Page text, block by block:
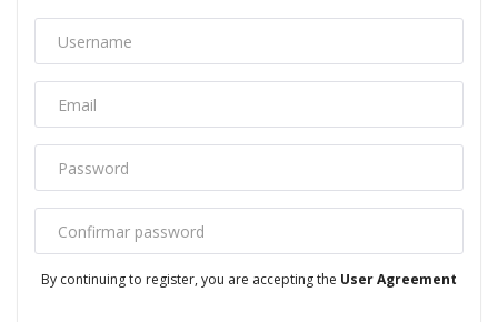
EVENTOS NACIONAIS
ACESSÓRIOS
PARCEIROS
PROMOÇÕES
ENTRAR
By continuing to register, you are accepting the User Agreement